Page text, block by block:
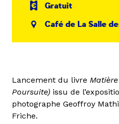
Gratuit
Café de La Salle
Lancement du livre
Poursuite) issu de
photographe Geoffroy
Friche.